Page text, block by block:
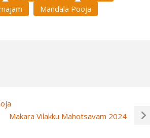
Mandala Pooja
Makara Vilakku Mahotsavam 2024